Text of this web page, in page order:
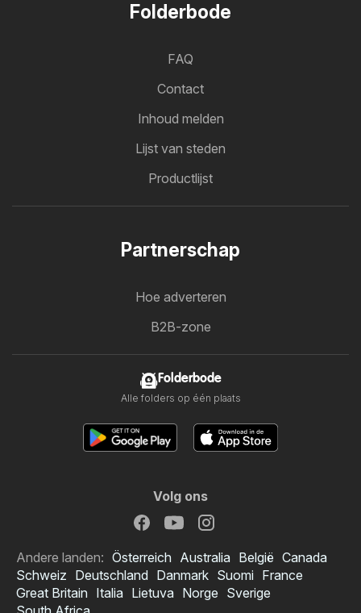
Folderbode
FAQ
Contact
Inhoud melden
Lijst van steden
Productlijst
Partnerschap
Hoe adverteren
B2B-zone
Folderbode
Alle folders op één plaats
Volg ons
Andere landen: Österreich Australia België Canada
Schweiz Deutschland Danmark Suomi France
Great Britain Italia Lietuva Norge Sverige